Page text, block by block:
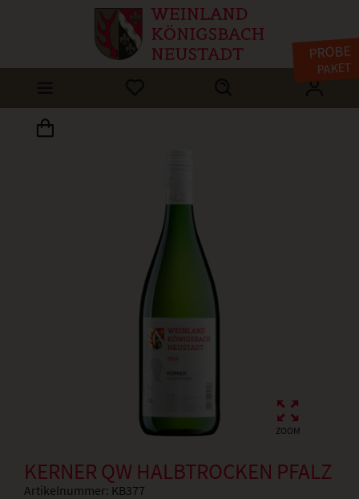
ZOOM
KERNER QW HALBTROCKEN PFALZ
Artikelnummer: KB377
PROBE
PAKET